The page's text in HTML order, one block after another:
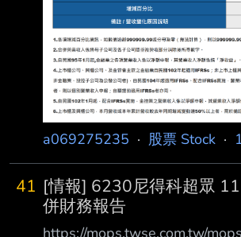
a069275235 · 股票 Stock ·
41 [情報] 6230尼得科超眾
併財務報告
https://mops.twse.com.tw/